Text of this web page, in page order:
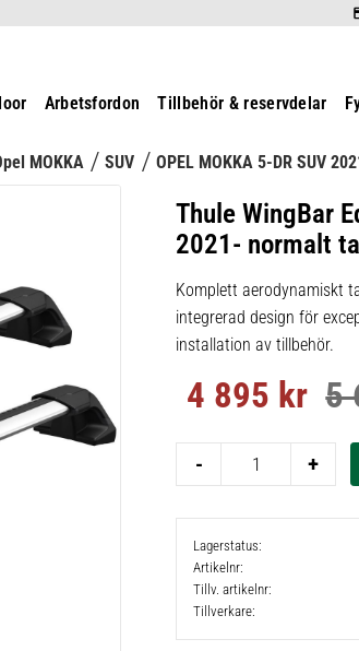
Arbetsfordon Tillbehör & reservdelar
MOKKA SUV OPEL MOKKA 5-DR SUV
Thule WingBar
2021- normalt
Komplett aerodynamiskt
integrerad design för
installation av tillbehör.
Nedsatt pris:
4 895 kr 5
+
-
Lagerstatus
Artikelnr
Tillv. artikelnr
Tillverkare